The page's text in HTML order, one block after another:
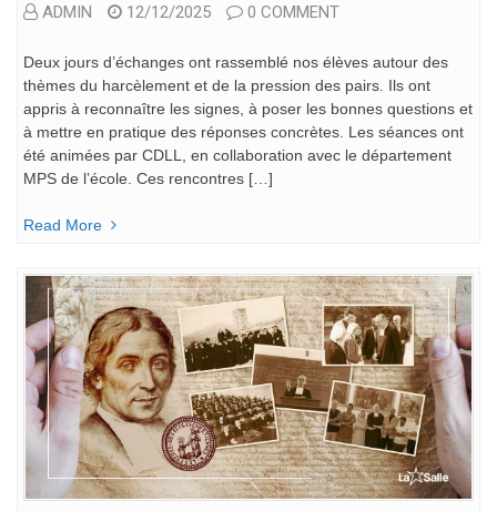
ADMIN 12/12/2025 0 COMMENT
Deux jours d’échanges ont rassemblé nos élèves autour des
thèmes du harcèlement et de la pression des pairs. Ils ont
appris à reconnaître les signes, à poser les bonnes questions et
à mettre en pratique des réponses concrètes. Les séances ont
été animées par CDLL, en collaboration avec le département
MPS de l’école. Ces rencontres […]
Read More